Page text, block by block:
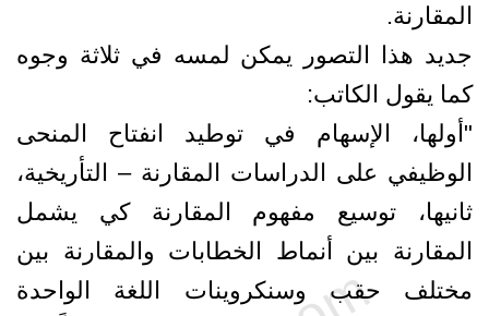
المقارنة.
جديد هذا التصور يمكن لمسه في ثلاثة وجوه
كما يقول الكاتب:
"أولها، الإسهام في توطيد انفتاح المنحى
الوظيفي على الدراسات المقارنة – التأريخية،
ثانيها، توسيع مفهوم المقارنة كي يشمل
المقارنة بين أنماط الخطابات والمقارنة بين
مختلف حقب وسنكروينات اللغة الواحدة